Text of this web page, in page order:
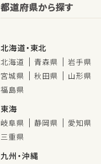
都道府県から探す
北海道・東北
北海道 青森県
岩手県
宮城県
秋田県
山形県
福島県
東海
岐阜県 静岡県
愛知県
三重県
九州・沖縄